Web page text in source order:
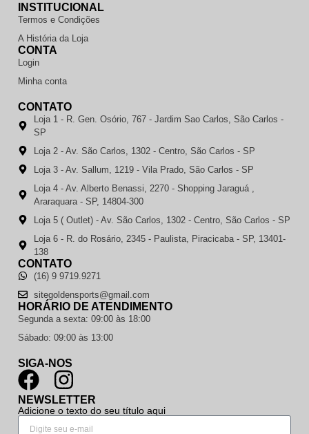
INSTITUCIONAL
Termos e Condições
A História da Loja
CONTA
Login
Minha conta
CONTATO
Loja 1 - R. Gen. Osório, 767 - Jardim Sao Carlos, São Carlos -
SP
Loja 2 - Av. São Carlos, 1302 - Centro, São Carlos - SP
Loja 3 - Av. Sallum, 1219 - Vila Prado, São Carlos - SP
Loja 4 - Av. Alberto Benassi, 2270 - Shopping Jaraguá ,
Araraquara - SP, 14804-300
Loja 5 ( Outlet) - Av. São Carlos, 1302 - Centro, São Carlos - SP
Loja 6 - R. do Rosário, 2345 - Paulista, Piracicaba - SP, 13401-
138
CONTATO
(16) 9 9719.9271
sitegoldensports@gmail.com
HORÁRIO DE ATENDIMENTO
Segunda a sexta: 09:00 às 18:00
Sábado: 09:00 às 13:00
SIGA-NOS
NEWSLETTER
Adicione o texto do seu título aqui